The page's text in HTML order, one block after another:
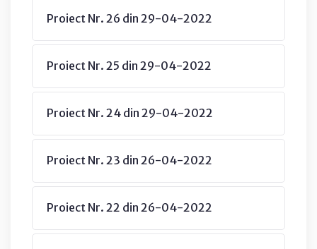
Proiect Nr. 26 din 29-04-2022
Proiect Nr. 25 din 29-04-2022
Proiect Nr. 24 din 29-04-2022
Proiect Nr. 23 din 26-04-2022
Proiect Nr. 22 din 26-04-2022